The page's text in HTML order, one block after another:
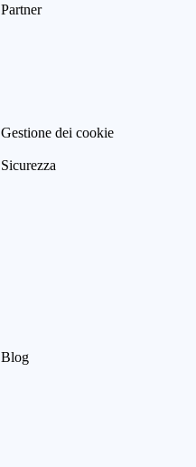
Partner
Gestione dei cookie
Sicurezza
Blog